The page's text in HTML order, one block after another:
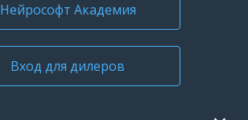
Нейрософт Академия
Вход для дилеров